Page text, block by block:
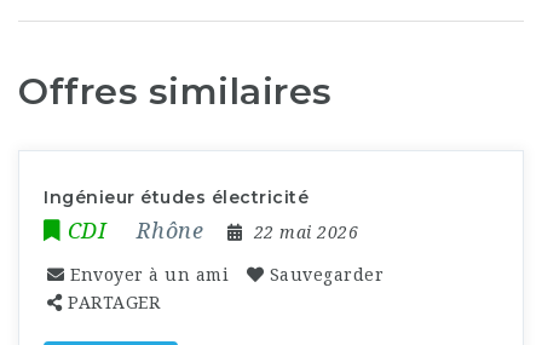
Offres similaires
Ingénieur études électricité
CDI Rhône 22 mai 2026
Envoyer à un ami
Sauvegarder
PARTAGER